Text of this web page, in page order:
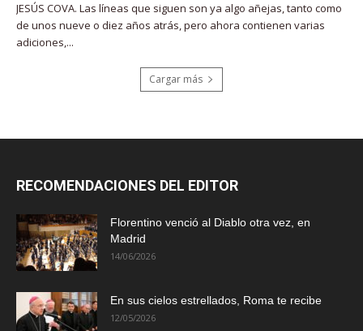
JESÚS COVA. Las líneas que siguen son ya algo añejas, tanto como
de unos nueve o diez años atrás, pero ahora contienen varias
adiciones,...
Cargar más
RECOMENDACIONES DEL EDITOR
Florentino venció al Diablo otra vez, en
Madrid
14/06/2026
En sus cielos estrellados, Roma te recibe
12/05/2026